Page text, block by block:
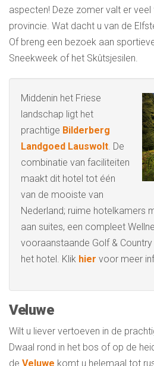
aspecten! Deze zomer valt er veel
provincie. Wat dacht u van de
Of breng een bezoek aan
Sneekweek of het Skûtsjesilen.
Middenin het Friese
landschap ligt het
prachtige Bilderberg
Landgoed Lauswolt. De
combinatie van faciliteiten
maakt dit hotel tot één
van de mooiste van
Nederland; ruime hotelkamers
aan suites, een compleet
vooraanstaande Golf &
het hotel. Klik hier voor meer
Veluwe
Wilt u liever vertoeven in de
Dwaal rond in het bos of op de
de Veluwe komt u helemaal tot